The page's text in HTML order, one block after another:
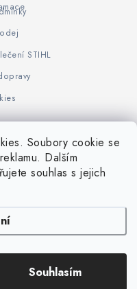
Soubory cookie se
Dalším
souhlas s jejich
Souhlasím
STIHL
STIHL Timbersport
. Všechna práva vyhrazena.
cookies